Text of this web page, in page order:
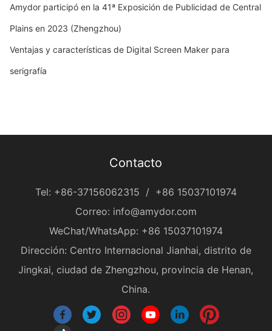
Amydor participó en la 41ª Exposición de Publicidad de Central
Plains en 2023 (Zhengzhou)
Ventajas y características de Digital Screen Maker para
serigrafía
Contacto
Tel: +86-37156062315 / +86 15037101974
Correo: info@amydor.com
WeChat/WhatsApp: +86 15037101974
Dirección: Centro Internacional Jianhai, distrito de
Jingkai, ciudad de Zhengzhou, provincia de Henan,
China.